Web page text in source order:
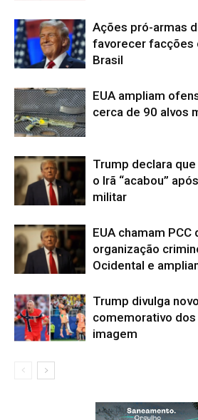
Ações pró-armas
favorecer facções
Brasil
EUA ampliam
cerca de 90 alvos
Trump declara
o Irã “acabou”
militar
EUA chamam PCC
organização
Ocidental e
Trump divulga
comemorativo dos
imagem